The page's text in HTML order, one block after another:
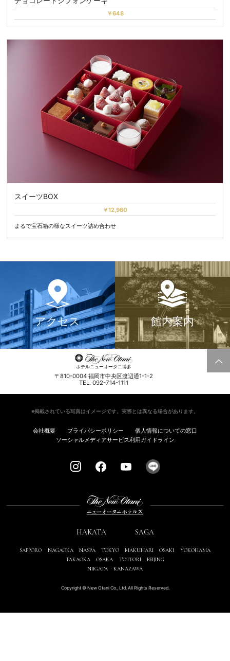
￥648
スイーツBOX
￥12,960
まるで宝石箱の様なスイーツ詰め合わせ
アクセス 館内案内
ホテルニューオータニ博多
〒810-0004 福岡市中央区渡辺通1-1-2
TEL. 092-714-1111
※掲載されている写真はイメージです。実際とは異なる場合があります。
会社概要 プライバシーポリシー
個人情報についての窓口
ソーシャルメディアサービス利用ガイドライン
HAKATA SAGA
SAPPORO NAGAOKA NASPA TOKYO MAKUHARI OSAKI
YOKOHAMA
TAKAOKA
OSAKA TOTTORI
BEIJING
NIIGATA
KANAZAWA
Copyright © New Otani Co., Ltd. All Rights Reserved.